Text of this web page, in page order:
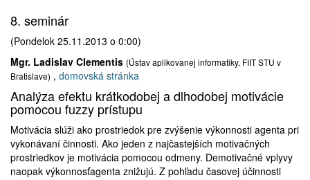
8. seminár
(Pondelok 25.11.2013 o 0:00)
Mgr. Ladislav Clementis (Ústav aplikovanej informatiky, FIIT STU v
Bratislave) , domovská stránka
Analýza efektu krátkodobej a dlhodobej motivácie
pomocou fuzzy prístupu
Motivácia slúži ako prostriedok pre zvýšenie výkonnosti agenta pri
vykonávaní činnosti. Ako jeden z najčastejších motivačných
prostriedkov je motivácia pomocou odmeny. Demotivačné vplyvy
naopak výkonnosťagenta znižujú. Z pohľadu časovej účinnosti